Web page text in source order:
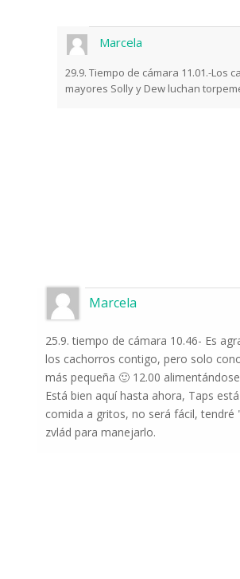
Marcela
29.9. Tiempo de cámara 11.01.-Los
mayores Solly y Dew luchan
Marcela
25.9. tiempo de cámara 10.46- Es
los cachorros contigo, pero solo
más pequeña 🙂 12.00
Está bien aquí hasta ahora, Taps
comida a gritos, no será fácil, tendré
zvlád para manejarlo.